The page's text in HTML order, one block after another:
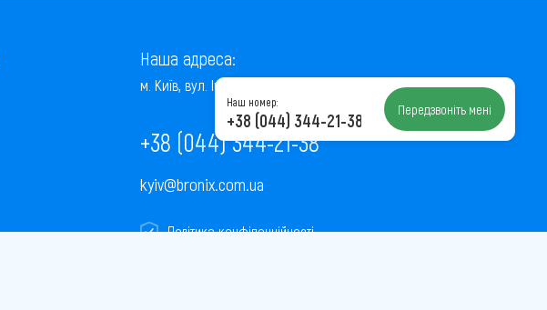
Наша адреса:
м. Київ, вул. Інститутська, 22/7, оф. 41
+38 (044) 344-21-38
kyiv@bronix.com.ua
Політика конфіденційності
Наш номер:
+38 (044) 344-21-38 Передзвоніть мені